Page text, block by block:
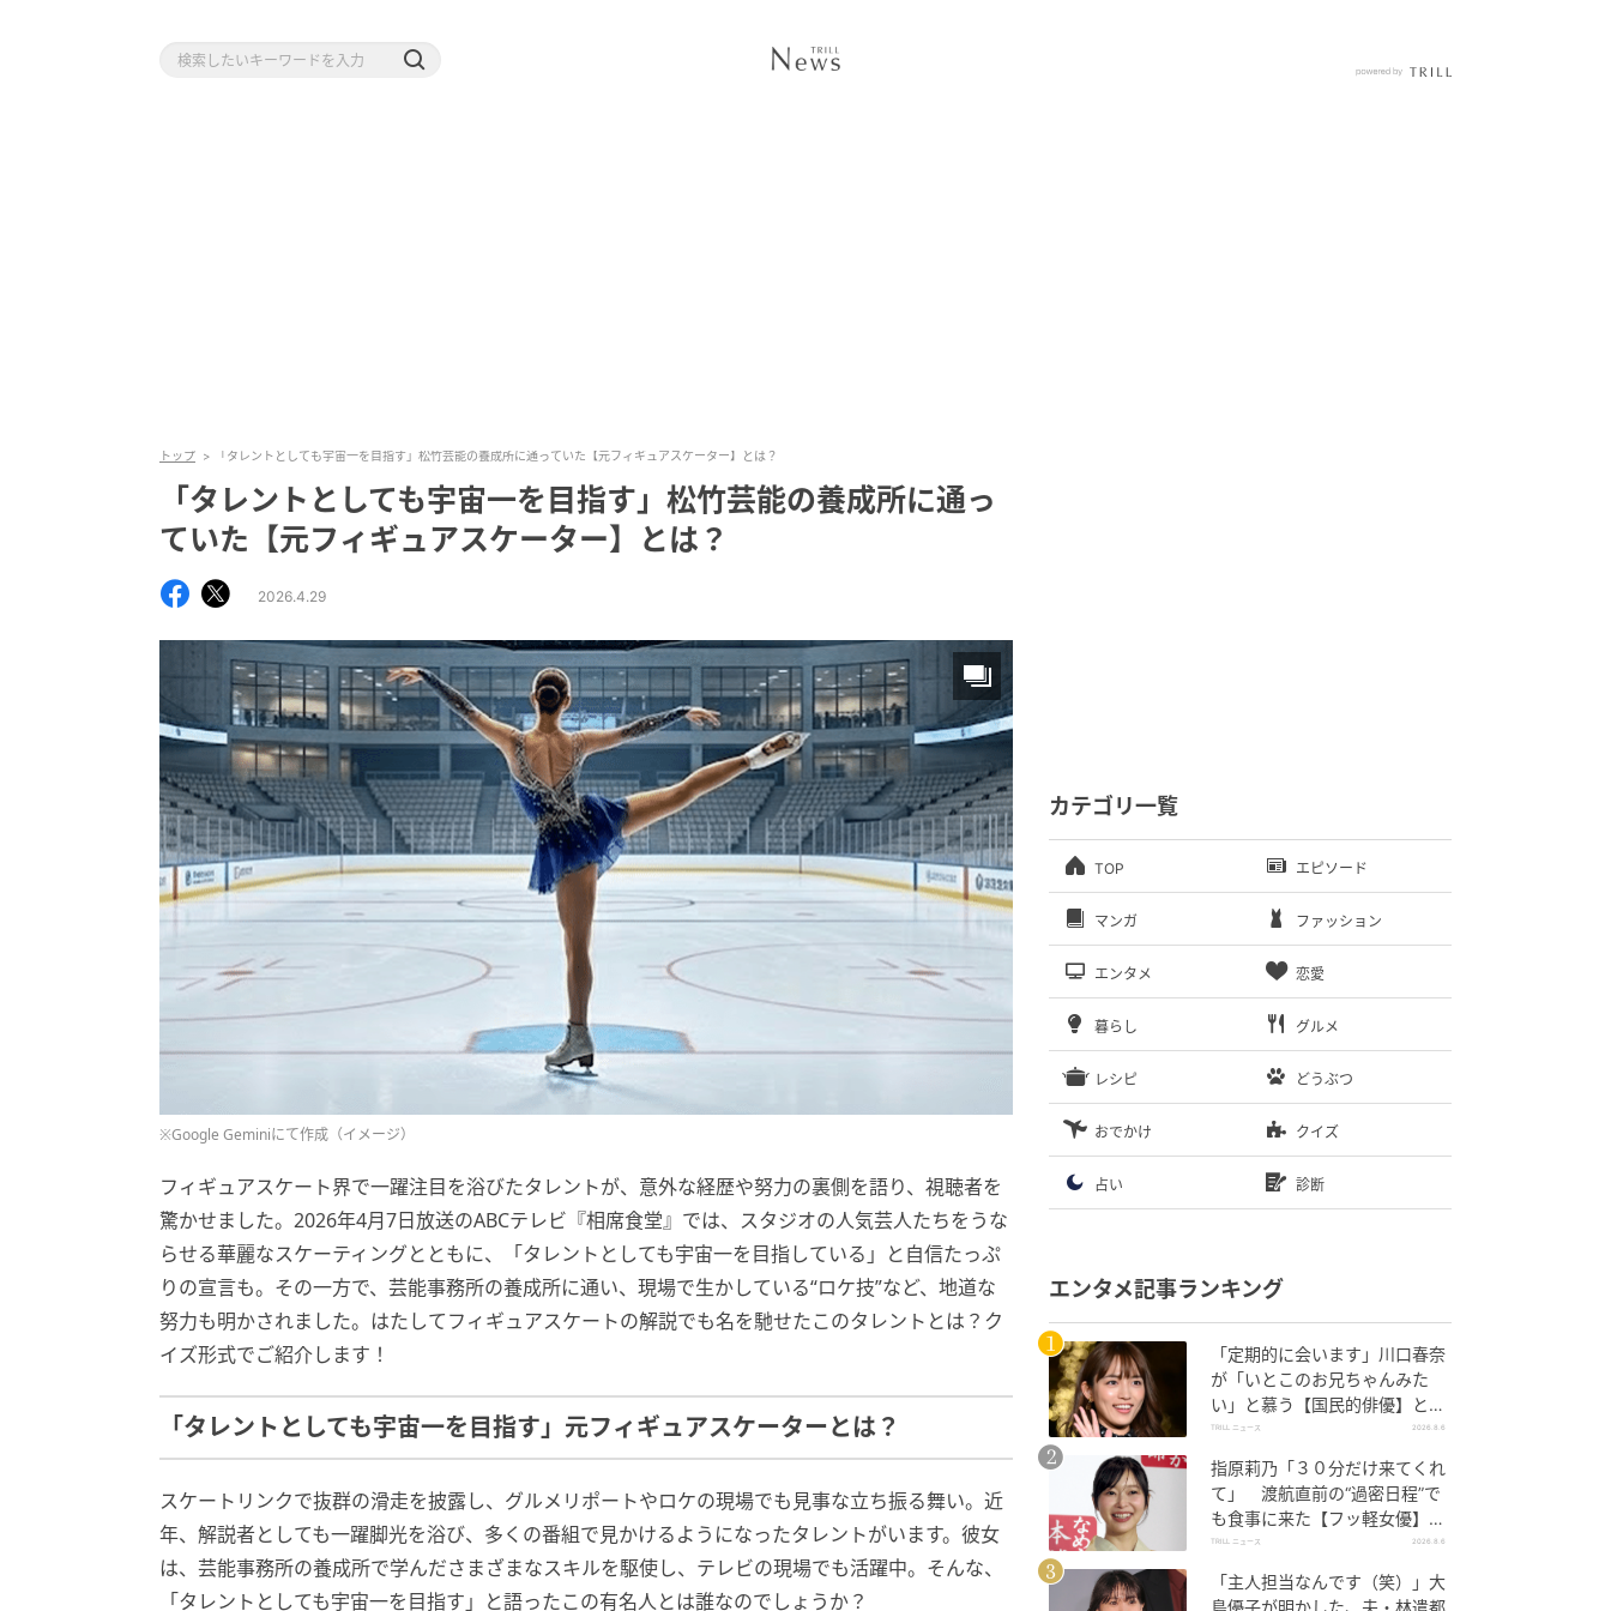
トップ 「タレントとしても宇宙一を目指す」松竹芸能の養成所に通っていた【元フィギュアスケーター】とは？
「タレントとしても宇宙一を目指す」松竹芸能の養成所に通っ
ていた【元フィギュアスケーター】とは？
2026.4.29
※Google Geminiにて作成（イメージ）
フィギュアスケート界で一躍注目を浴びたタレントが、意外な経歴や努力の裏側を語り、視聴者を
驚かせました。2026年4月7日放送のABCテレビ『相席食堂』では、スタジオの人気芸人たちをうな
らせる華麗なスケーティングとともに、「タレントとしても宇宙一を目指している」と自信たっぷ
りの宣言も。その一方で、芸能事務所の養成所に通い、現場で生かしている“ロケ技”など、地道な
努力も明かされました。はたしてフィギュアスケートの解説でも名を馳せたこのタレントとは？ク
イズ形式でご紹介します！
「タレントとしても宇宙一を目指す」元フィギュアスケーターとは？
スケートリンクで抜群の滑走を披露し、グルメリポートやロケの現場でも見事な立ち振る舞い。近
年、解説者としても一躍脚光を浴び、多くの番組で見かけるようになったタレントがいます。彼女
は、芸能事務所の養成所で学んださまざまなスキルを駆使し、テレビの現場でも活躍中。そんな、
「タレントとしても宇宙一を目指す」と語ったこの有名人とは誰なのでしょうか？
カテゴリ一覧
TOP エピソード
マンガ ファッション
エンタメ 恋愛
暮らし グルメ
レシピ どうぶつ
おでかけ クイズ
占い 診断
エンタメ記事ランキング
「定期的に会います」川口春奈
が「いとこのお兄ちゃんみた
い」と慕う【国民的俳優】と
は？
TRILL ニュース 2026.8.6
指原莉乃「３０分だけ来てくれ
て」 渡航直前の“過密日程”で
も食事に来た【フッ軽女優】と
は？
TRILL ニュース 2026.8.6
「主人担当なんです（笑）」大
島優子が明かした、夫・林遣都